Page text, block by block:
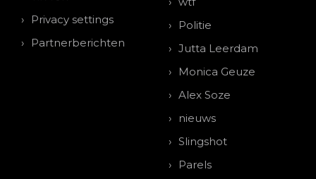
Privacy settings
Partnerberichten
Politie
Jutta Leerdam
Monica Geuze
Alex Soze
nieuws
Slingshot
Parels